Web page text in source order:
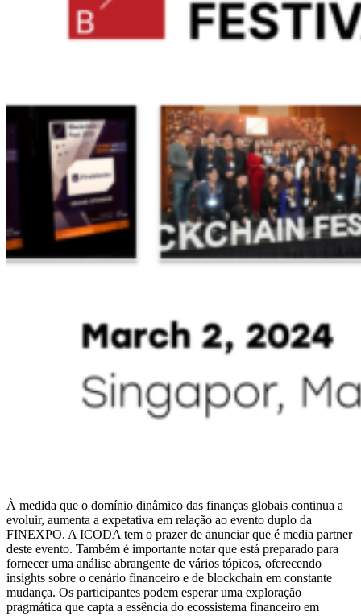
À medida que o domínio dinâmico das finanças globais continua a
evoluir, aumenta a expetativa em relação ao evento duplo da
FINEXPO. A ICODA tem o prazer de anunciar que é media partner
deste evento. Também é importante notar que está preparado para
fornecer uma análise abrangente de vários tópicos, oferecendo
insights sobre o cenário financeiro e de blockchain em constante
mudança. Os participantes podem esperar uma exploração
pragmática que capta a essência do ecossistema financeiro em